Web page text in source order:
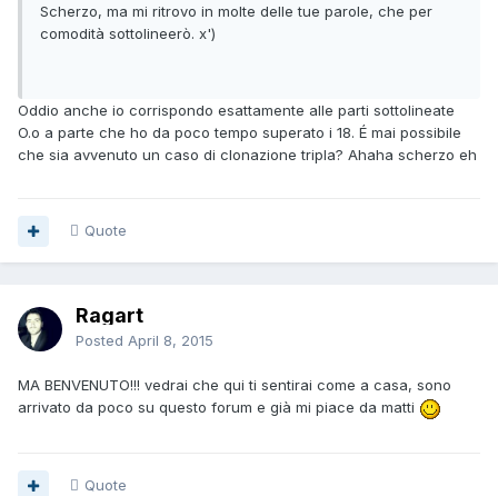
Scherzo, ma mi ritrovo in molte delle tue parole, che per
comodità sottolineerò. x')
Oddio anche io corrispondo esattamente alle parti sottolineate
O.o a parte che ho da poco tempo superato i 18. É mai possibile
che sia avvenuto un caso di clonazione tripla? Ahaha scherzo eh
Quote
Ragart
Posted April 8, 2015
MA BENVENUTO!!! vedrai che qui ti sentirai come a casa, sono
arrivato da poco su questo forum e già mi piace da matti
Quote